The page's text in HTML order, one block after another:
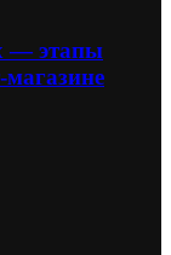
— этапы
магазине